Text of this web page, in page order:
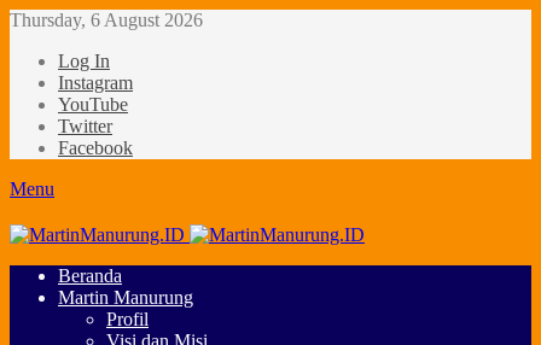
Thursday, 6 August 2026
Log In
Instagram
YouTube
Twitter
Facebook
Menu
Beranda
Martin Manurung
Profil
Visi dan Misi